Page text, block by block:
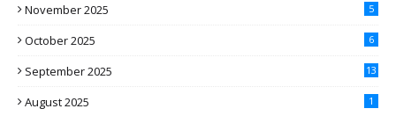
November 2025 5
October 2025 6
September 2025 13
August 2025 1